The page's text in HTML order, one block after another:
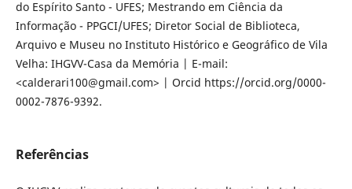
do Espírito Santo - UFES; Mestrando em Ciência da
Informação - PPGCI/UFES; Diretor Social de Biblioteca,
Arquivo e Museu no Instituto Histórico e Geográfico de Vila
Velha: IHGVV-Casa da Memória | E-mail:
<calderari100@gmail.com> | Orcid https://orcid.org/0000-
0002-7876-9392.
Referências